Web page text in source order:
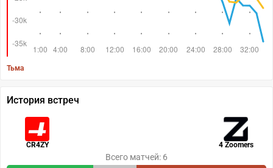
Тьма
История встреч
CR4ZY 4 Zoomers
Всего матчей: 6